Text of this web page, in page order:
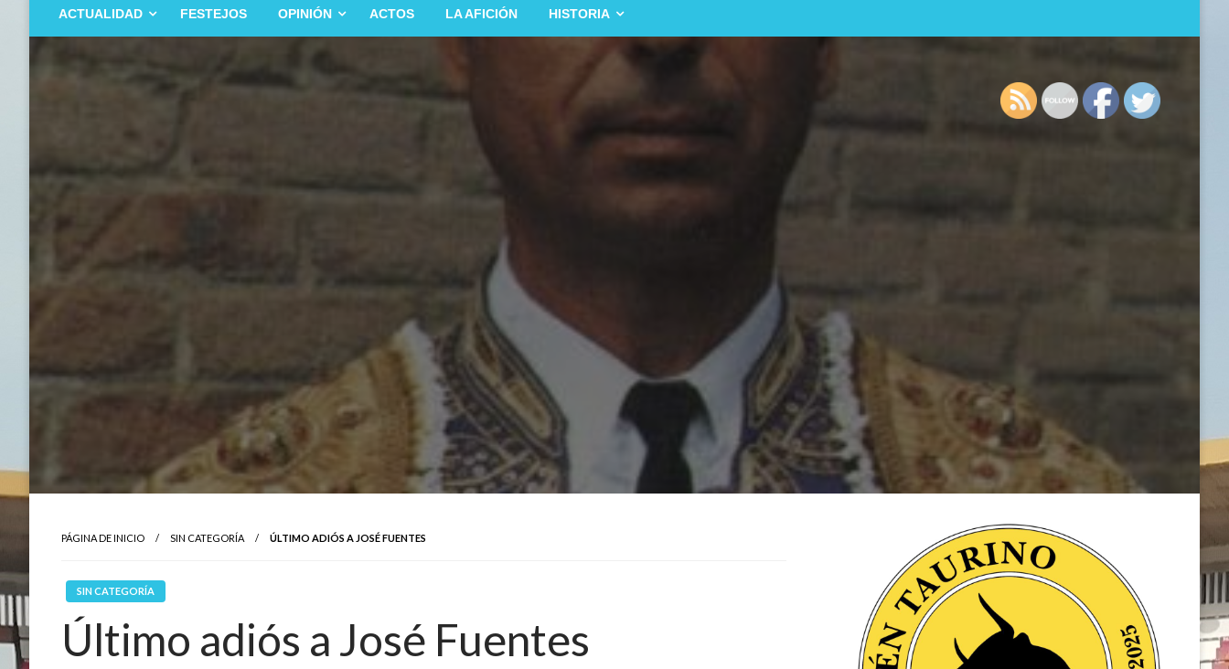
ACTUALIDAD FESTEJOS OPINIÓN ACTOS LA AFICIÓN HISTORIA
PÁGINA DE INICIO SIN CATEGORÍA ÚLTIMO ADIÓS A JOSÉ FUENTES
SIN CATEGORÍA
Último adiós a José Fuentes